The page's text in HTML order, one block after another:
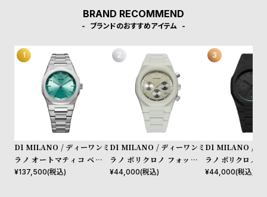
o
p
ョ
ッ
ピ
品
に
つ
BRAND RECOMMEND
ブランドのおすすめアイテム
D1 MILANO / ディーワンミ
ラノ オートマティコ ベリル
コード
¥137,500(税込)
D1 MILANO / ディーワンミ
ラノ ポリクロノ フォッシル
グレー
¥44,000(税込)
D1 MILANO / デ
ラノ ポリクロノ
¥44,000(税込)